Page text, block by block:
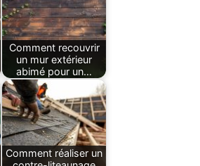
Comment recouvrir
un mur extérieur
abimé pour un…
Comment réaliser un